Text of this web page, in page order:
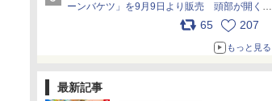
ーンバケツ」を9月9日より販売 頭部が開く仕
組み。味は恐怖を堪のう「味噌フレーバー」
65 207
もっと見る
最新記事